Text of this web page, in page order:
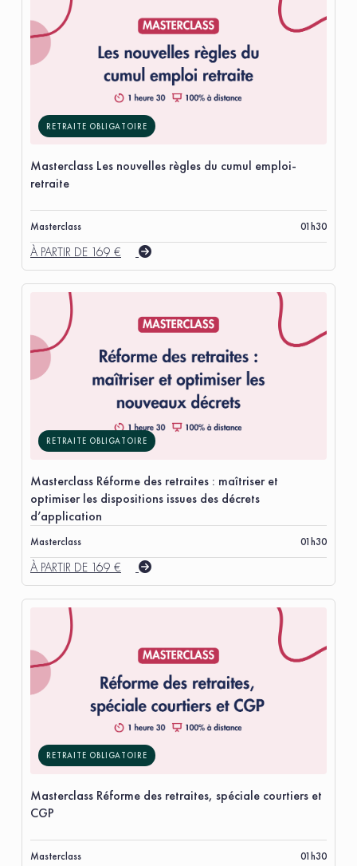
RETRAITE OBLIGATOIRE
Masterclass Les nouvelles règles du cumul emploi-
retraite
Masterclass 01h30
À PARTIR DE 169 €
RETRAITE OBLIGATOIRE
Masterclass Réforme des retraites : maîtriser et
optimiser les dispositions issues des décrets
d’application
Masterclass 01h30
À PARTIR DE 169 €
RETRAITE OBLIGATOIRE
Masterclass Réforme des retraites, spéciale courtiers et
CGP
Masterclass 01h30